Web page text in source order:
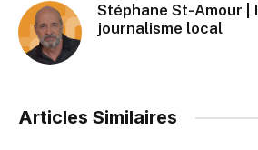
Stéphane St-Amour |
journalisme local
Articles Similaires